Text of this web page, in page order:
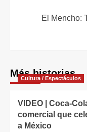
El Mencho:
Más historias
Cultura / Espectáculos
VIDEO | Coca-
comercial que
a México